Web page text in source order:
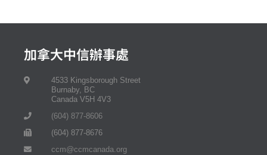
加拿大中信辦事處
4533 Kingsborough Street
Burnaby, BC
Canada V5H 4V3
(604) 877-8606
(604) 877-8676
ccm@ccmcanada.org